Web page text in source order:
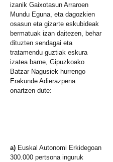
izanik Gaixotasun Arraroen
Mundu Eguna, eta dagozkien
osasun eta gizarte eskubideak
bermatuak izan daitezen, behar
dituzten sendagai eta
tratamendu guztiak eskura
izatea barne, Gipuzkoako
Batzar Nagusiek hurrengo
Erakunde Adierazpena
onartzen dute:
a) Euskal Autonomi Erkidegoan
300.000 pertsona inguruk